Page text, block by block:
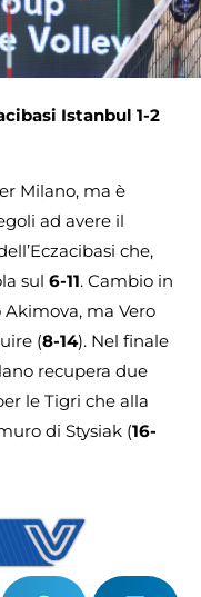
Istanbul 1-2
Milano, ma è
ad avere il
che,
sul 6-11. Cambio in
ma Vero
(8-14). Nel finale
recupera due
le Tigri che alla
di Stysiak (16-